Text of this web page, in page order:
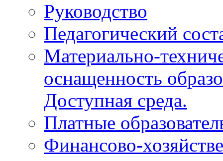
Руководство
Педагогический
Материально-
оснащенность
Доступная среда.
Платные
Финансово-